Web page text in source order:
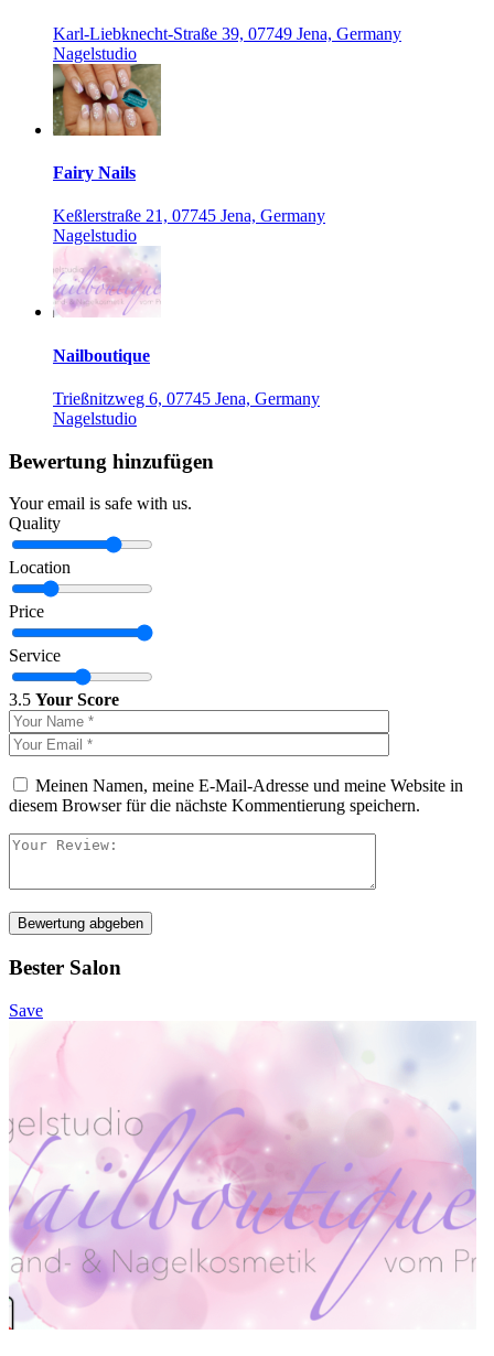
Karl-Liebknecht-Straße 39, 07749 Jena, Germany
Nagelstudio
Fairy Nails
Keßlerstraße 21, 07745 Jena, Germany
Nagelstudio
Nailboutique
Trießnitzweg 6, 07745 Jena, Germany
Nagelstudio
Bewertung hinzufügen
Your email is safe with us.
Quality
Location
Price
Service
3.5 Your Score
Meinen Namen, meine E-Mail-Adresse und meine Website in
diesem Browser für die nächste Kommentierung speichern.
Bewertung abgeben
Bester Salon
Save